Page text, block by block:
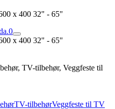
x 400 32" - 65"
0
x 400 32" - 65"
TV-tilbehør, Veggfeste til
TV-tilbehørVeggfeste til TV